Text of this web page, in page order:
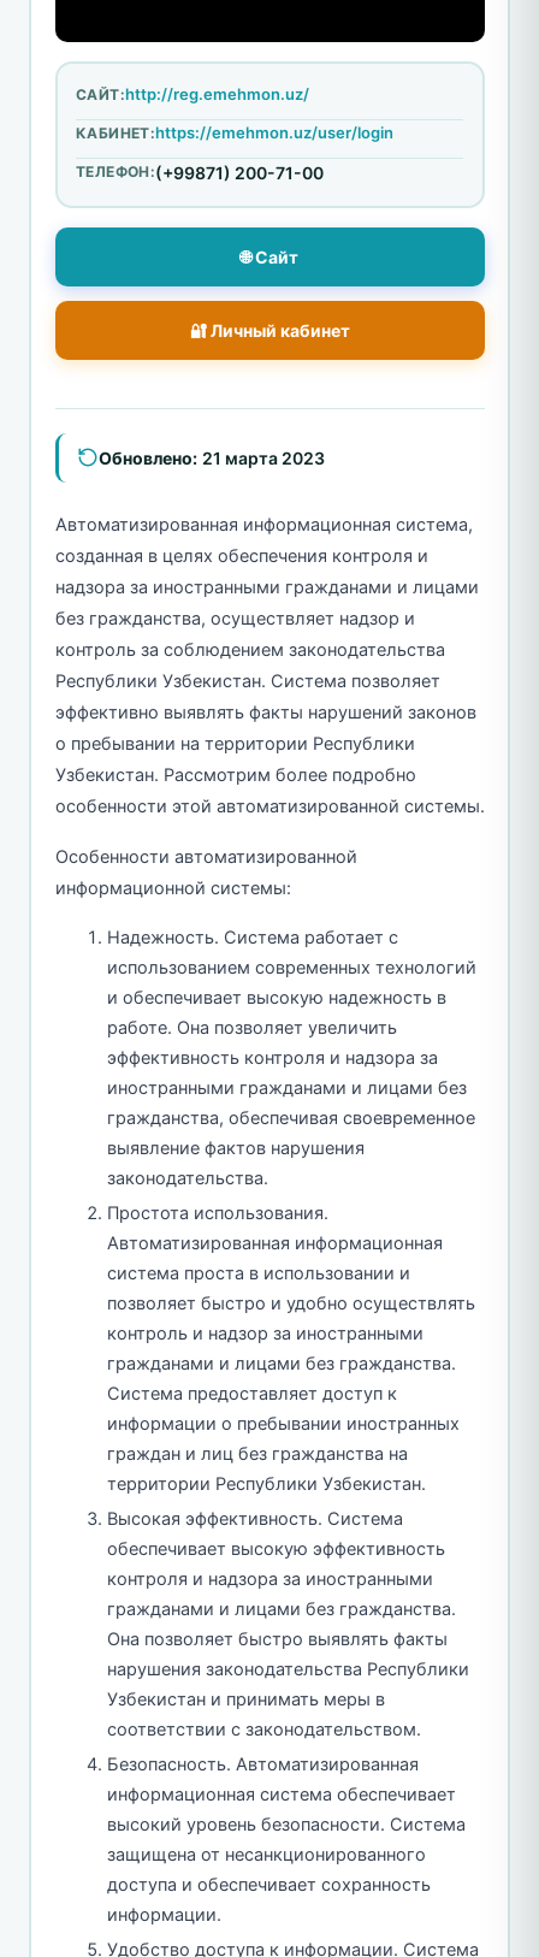
САЙТ:http://reg.emehmon.uz/
КАБИНЕТ:https://emehmon.uz/user/login
ТЕЛЕФОН:(+99871) 200-71-00
🌐 Сайт
🔐 Личный кабинет
Обновлено: 21 марта 2023
Автоматизированная информационная система,
созданная в целях обеспечения контроля и
надзора за иностранными гражданами и лицами
без гражданства, осуществляет надзор и
контроль за соблюдением законодательства
Республики Узбекистан. Система позволяет
эффективно выявлять факты нарушений законов
о пребывании на территории Республики
Узбекистан. Рассмотрим более подробно
особенности этой автоматизированной системы.
Особенности автоматизированной
информационной системы:
Надежность. Система работает с
использованием современных технологий
и обеспечивает высокую надежность в
работе. Она позволяет увеличить
эффективность контроля и надзора за
иностранными гражданами и лицами без
гражданства, обеспечивая своевременное
выявление фактов нарушения
законодательства.
Простота использования.
Автоматизированная информационная
система проста в использовании и
позволяет быстро и удобно осуществлять
контроль и надзор за иностранными
гражданами и лицами без гражданства.
Система предоставляет доступ к
информации о пребывании иностранных
граждан и лиц без гражданства на
территории Республики Узбекистан.
Высокая эффективность. Система
обеспечивает высокую эффективность
контроля и надзора за иностранными
гражданами и лицами без гражданства.
Она позволяет быстро выявлять факты
нарушения законодательства Республики
Узбекистан и принимать меры в
соответствии с законодательством.
Безопасность. Автоматизированная
информационная система обеспечивает
высокий уровень безопасности. Система
защищена от несанкционированного
доступа и обеспечивает сохранность
информации.
Удобство доступа к информации. Система